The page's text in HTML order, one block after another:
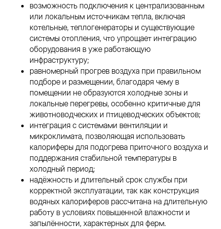
возможность подключения к централизованным
или локальным источникам тепла, включая
котельные, теплогенераторы и существующие
системы отопления, что упрощает интеграцию
оборудования в уже работающую
инфраструктуру;
равномерный прогрев воздуха при правильном
подборе и размещении, благодаря чему в
помещении не образуются холодные зоны и
локальные перегревы, особенно критичные для
животноводческих и птицеводческих объектов;
интеграция с системами вентиляции и
микроклимата, позволяющая использовать
калориферы для подогрева приточного воздуха и
поддержания стабильной температуры в
холодный период;
надёжность и длительный срок службы при
корректной эксплуатации, так как конструкция
водяных калориферов рассчитана на длительную
работу в условиях повышенной влажности и
запылённости, характерных для ферм.